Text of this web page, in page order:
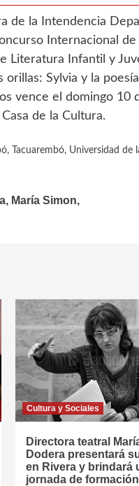
de la Intendencia
Internacional
Literatura Infantil y
Sylvia y la poesía
vence el domingo 10
de la Cultura.
, Tacuarembó, Universidad de
María Simon,
Cultura y Sociales
Directora teatral
Dodera presentará
en Rivera y brindará
jornada de formación